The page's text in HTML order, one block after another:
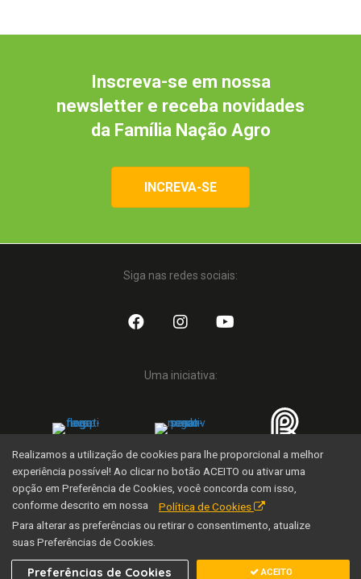
Inscreva-se em nossa
newsletter e receba novidades
da Família Nação Agro
INCREVA-SE
Siga nas redes sociais:
Uma iniciativa:
Desenvolvido por SEOX
Realizamos a utilização de cookies para lhe proporcional a melhor
experiência possível! Ao clicar no botão ACEITO ou ativar uma
opção em Preferência de Cookies, você concorda com isso,
conforme descrito em nossa
Para alterar as preferências ou retirar o consentimento, atualize
suas Preferências de Cookies.
Política de Cookies
ACEITO
Preferências de Cookies